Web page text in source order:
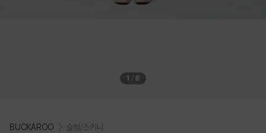
1 / 8
BUCKAROO 슬림/스키니